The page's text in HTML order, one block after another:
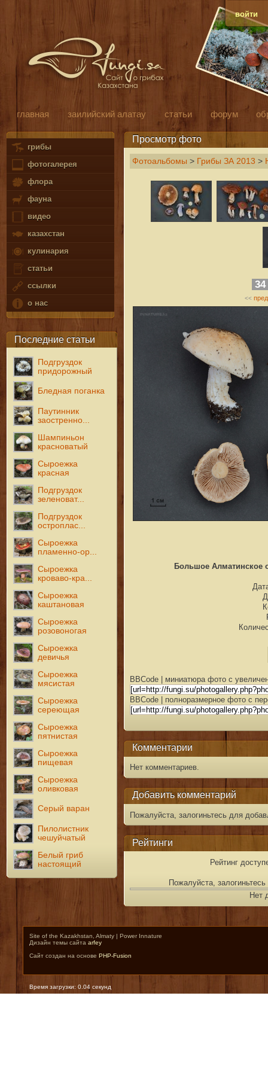
войти
главная заилийский алатау статьи форум
грибы
фотогалерея
флора
фауна
видео
казахстан
кулинария
статьи
ссылки
о нас
Последние статьи
Подгруздок
придорожный
Бледная поганка
Паутинник
заостренно...
Шампиньон
красноватый
Сыроежка
красная
Подгруздок
зеленоват...
Подгруздок
остроплас...
Сыроежка
пламенно-ор...
Сыроежка
кроваво-кра...
Сыроежка
каштановая
Сыроежка
розовоногая
Сыроежка
девичья
Сыроежка
мясистая
Сыроежка
сереющая
Сыроежка
пятнистая
Сыроежка
пищевая
Сыроежка
оливковая
Серый варан
Пилолистник
чешуйчатый
Белый гриб
настоящий
Просмотр фото
Фотоальбомы > Грибы ЗА 2013 >
34
<<
Большое Алматинское
BBCode | миниатюра фото с
BBCode | полноразмерное фото с
Комментарии
Нет комментариев.
Добавить комментарий
Пожалуйста, залогиньтесь для
Рейтинги
Рейтинг
Пожалуйста,
Нет
Site of the Kazakhstan, Almaty | Power Innature
Дизайн темы сайта arfey
Сайт создан на основе PHP-Fusion
Время загрузки: 0.04 секунд